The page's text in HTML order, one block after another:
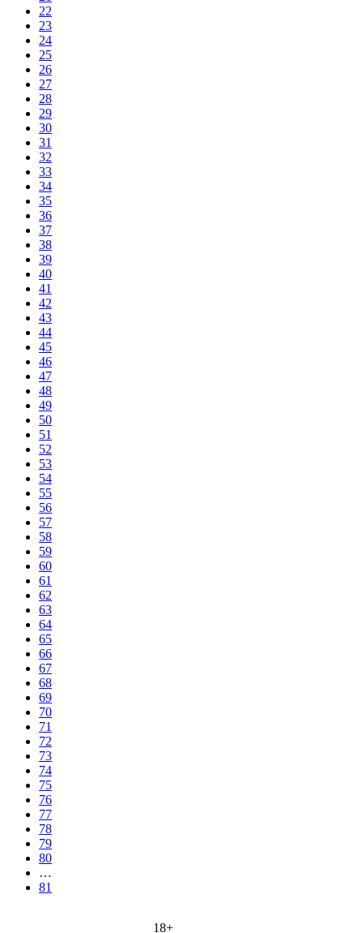
22
23
24
25
26
27
28
29
30
31
32
33
34
35
36
37
38
39
40
41
42
43
44
45
46
47
48
49
50
51
52
53
54
55
56
57
58
59
60
61
62
63
64
65
66
67
68
69
70
71
72
73
74
75
76
77
78
79
80
…
81
18+